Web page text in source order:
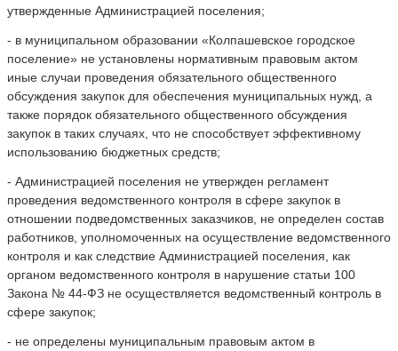
утвержденные Администрацией поселения;
- в муниципальном образовании «Колпашевское городское
поселение» не установлены нормативным правовым актом
иные случаи проведения обязательного общественного
обсуждения закупок для обеспечения муниципальных нужд, а
также порядок обязательного общественного обсуждения
закупок в таких случаях, что не способствует эффективному
использованию бюджетных средств;
- Администрацией поселения не утвержден регламент
проведения ведомственного контроля в сфере закупок в
отношении подведомственных заказчиков, не определен состав
работников, уполномоченных на осуществление ведомственного
контроля и как следствие Администрацией поселения, как
органом ведомственного контроля в нарушение статьи 100
Закона № 44-ФЗ не осуществляется ведомственный контроль в
сфере закупок;
- не определены муниципальным правовым актом в